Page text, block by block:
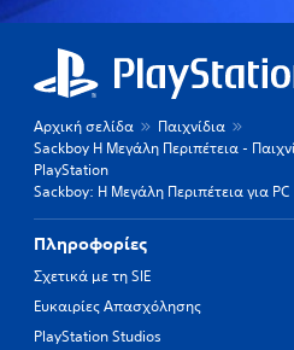
Αρχική σελίδα
Παιχνίδια
Sackboy Η Μεγάλη Περιπέτεια -
PlayStation
Sackboy: Η Μεγάλη Περιπέτεια για PC
Πληροφορίες
Σχετικά με τη SIE
Ευκαιρίες Απασχόλησης
PlayStation Studios